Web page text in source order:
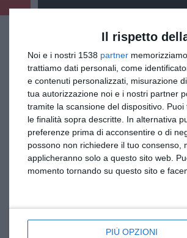
Il rispetto
Noi e i nostri 1538 partner
trattiamo dati personali, come
e contenuti personalizzati, misurazione
tua autorizzazione noi e i nostri partner
tramite la scansione del dispositivo.
le finalità sopra descritte. In alternativa
preferenze prima di acconsentire o di
possono non richiedere il tuo
applicheranno solo a questo sito web.
momento tornando su questo sito e
PIÙ OPZIONI